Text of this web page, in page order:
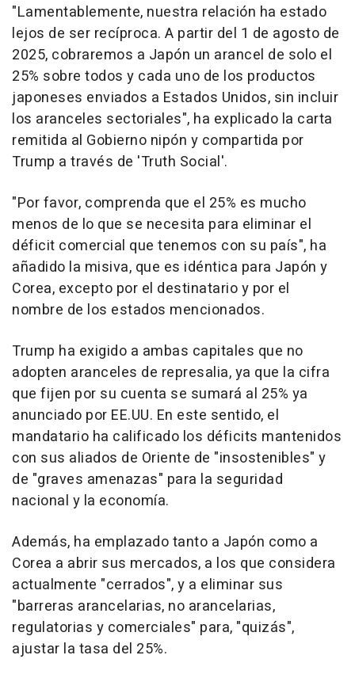
"Lamentablemente, nuestra relación ha estado
lejos de ser recíproca. A partir del 1 de agosto de
2025, cobraremos a Japón un arancel de solo el
25% sobre todos y cada uno de los productos
japoneses enviados a Estados Unidos, sin incluir
los aranceles sectoriales", ha explicado la carta
remitida al Gobierno nipón y compartida por
Trump a través de 'Truth Social'.
"Por favor, comprenda que el 25% es mucho
menos de lo que se necesita para eliminar el
déficit comercial que tenemos con su país", ha
añadido la misiva, que es idéntica para Japón y
Corea, excepto por el destinatario y por el
nombre de los estados mencionados.
Trump ha exigido a ambas capitales que no
adopten aranceles de represalia, ya que la cifra
que fijen por su cuenta se sumará al 25% ya
anunciado por EE.UU. En este sentido, el
mandatario ha calificado los déficits mantenidos
con sus aliados de Oriente de "insostenibles" y
de "graves amenazas" para la seguridad
nacional y la economía.
Además, ha emplazado tanto a Japón como a
Corea a abrir sus mercados, a los que considera
actualmente "cerrados", y a eliminar sus
"barreras arancelarias, no arancelarias,
regulatorias y comerciales" para, "quizás",
ajustar la tasa del 25%.